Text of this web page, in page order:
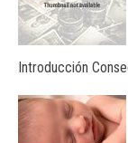
Introducción